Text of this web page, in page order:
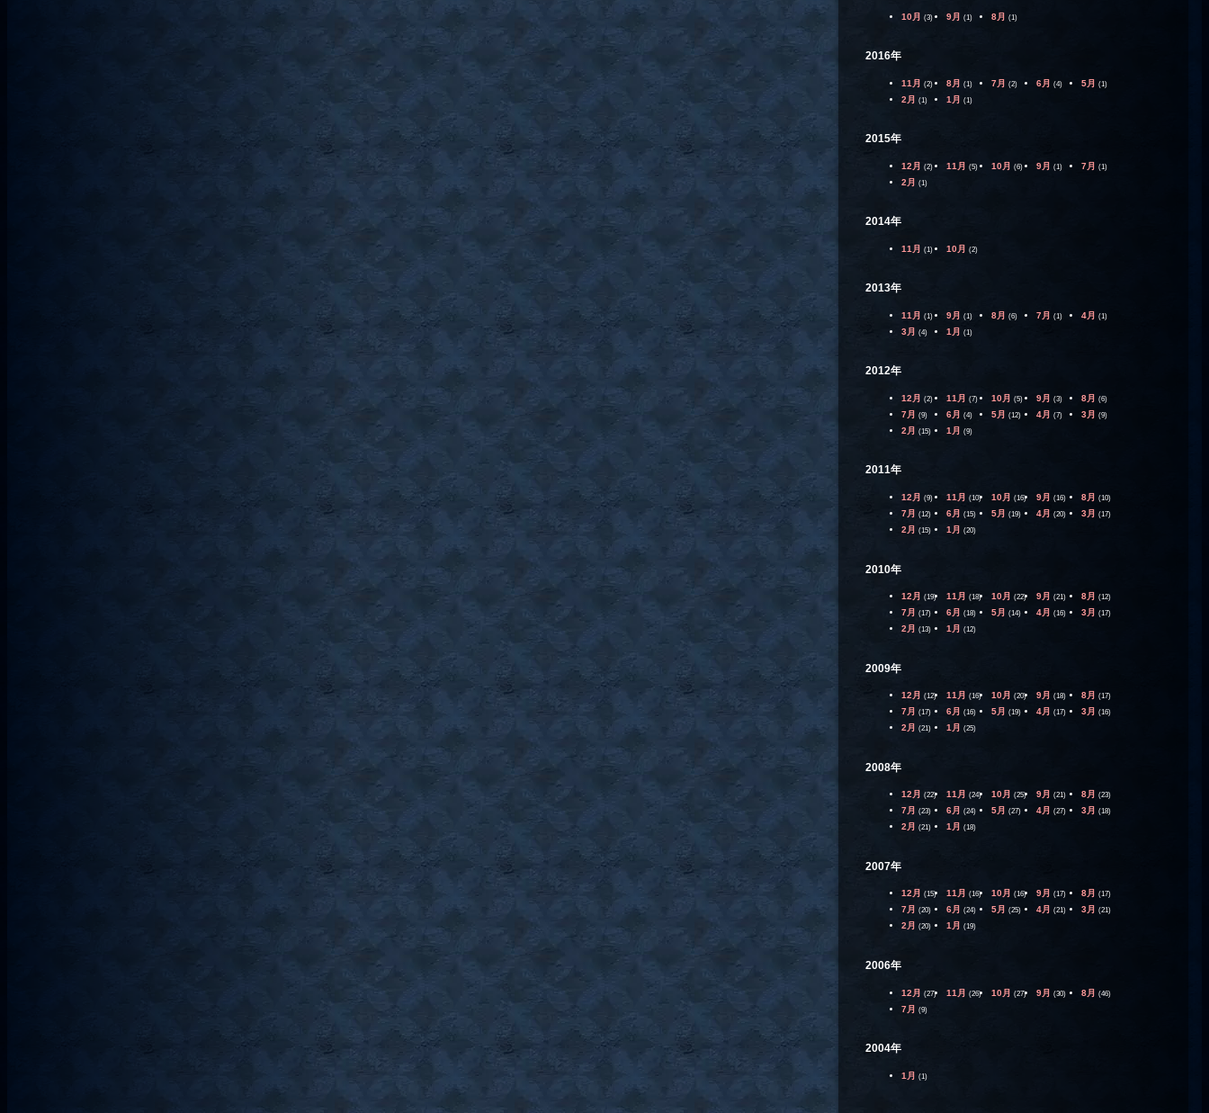
10月 (3) 9月 (1) 8月 (1)
2016年
11月 (2) 8月 (1) 7月 (2) 6月 (4) 5月 (1)
2月 (1) 1月 (1)
2015年
12月 (2) 11月 (5) 10月 (6) 9月 (1) 7月 (1)
2月 (1)
2014年
11月 (1) 10月 (2)
2013年
11月 (1) 9月 (1) 8月 (6) 7月 (1) 4月 (1)
3月 (4) 1月 (1)
2012年
12月 (2) 11月 (7) 10月 (5) 9月 (3) 8月 (6)
7月 (9) 6月 (4) 5月 (12) 4月 (7) 3月 (9)
2月 (15) 1月 (9)
2011年
12月 (9) 11月 (10) 10月 (16) 9月 (16) 8月 (10)
7月 (12) 6月 (15) 5月 (19) 4月 (20) 3月 (17)
2月 (15) 1月 (20)
2010年
12月 (19) 11月 (18) 10月 (22) 9月 (21) 8月 (12)
7月 (17) 6月 (18) 5月 (14) 4月 (16) 3月 (17)
2月 (13) 1月 (12)
2009年
12月 (12) 11月 (16) 10月 (20) 9月 (18) 8月 (17)
7月 (17) 6月 (16) 5月 (19) 4月 (17) 3月 (16)
2月 (21) 1月 (25)
2008年
12月 (22) 11月 (24) 10月 (25) 9月 (21) 8月 (23)
7月 (23) 6月 (24) 5月 (27) 4月 (27) 3月 (18)
2月 (21) 1月 (18)
2007年
12月 (15) 11月 (16) 10月 (16) 9月 (17) 8月 (17)
7月 (20) 6月 (24) 5月 (25) 4月 (21) 3月 (21)
2月 (20) 1月 (19)
2006年
12月 (27) 11月 (26) 10月 (27) 9月 (30) 8月 (46)
7月 (9)
2004年
1月 (1)